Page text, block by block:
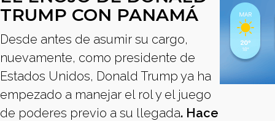
TRUMP CON PANAMÁ
Desde antes de asumir su cargo,
nuevamente, como presidente de
Estados Unidos, Donald Trump ya ha
empezado a manejar el rol y el juego
de poderes previo a su llegada. Hace